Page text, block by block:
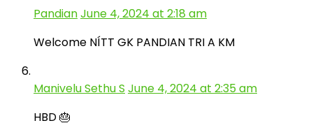
PandianJune 4, 2024 at 2:18 am
Welcome NÍTT GK PANDIAN TRI A KM
Manivelu Sethu S June 4, 2024 at 2:35 am
HBD 🎂